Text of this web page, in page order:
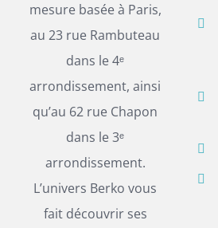
mesure basée à Paris,
au 23 rue Rambuteau
dans le 4ᵉ
arrondissement, ainsi
qu’au 62 rue Chapon
dans le 3ᵉ
arrondissement.
L’univers Berko vous
fait découvrir ses